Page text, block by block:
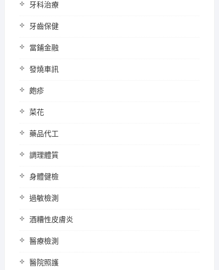
牙科治療
牙齒保健
當鋪金融
發燒車訊
皰疹
菜花
藥品代工
調理體質
身體健檢
過敏檢測
酒糟性皮膚炎
醫療檢測
醫院照護